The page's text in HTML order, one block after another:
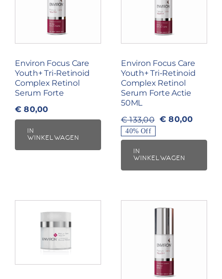
Environ Focus Care
Youth+ Tri-Retinoid
Complex Retinol
Serum Forte
€ 80,00
IN
WINKELWAGEN
Environ Focus Care
Youth+ Tri-Retinoid
Complex Retinol
Serum Forte Actie
50ML
€133,00
Oorspronkelijke
prijs
was:
€ 80,00
Huidige
prijs
40% Off
IN
WINKELWAGEN